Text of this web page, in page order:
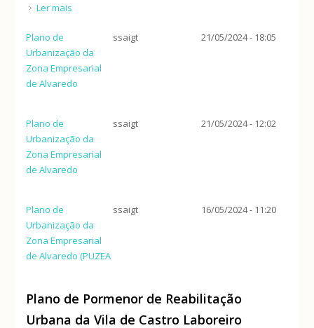
Ler mais
Plano de
Urbanização da
Zona Empresarial
de Alvaredo
ssaigt 21/05/2024 - 18:05
Plano de
Urbanização da
Zona Empresarial
de Alvaredo
ssaigt 21/05/2024 - 12:02
Plano de
Urbanização da
Zona Empresarial
de Alvaredo (PUZEA
ssaigt 16/05/2024 - 11:20
Plano de Pormenor de Reabilitação
Urbana da Vila de Castro Laboreiro